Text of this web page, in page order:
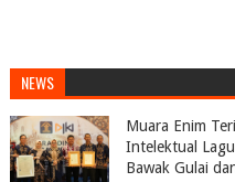
NEWS
Muara Enim
Intelektual
Bawak Gulai